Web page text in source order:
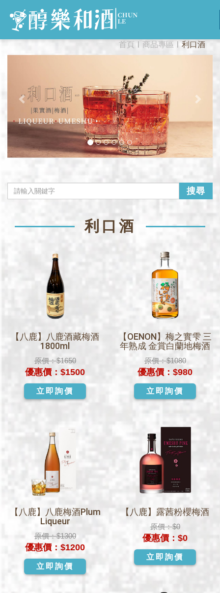
首頁 商品專區 利口酒Next
搜尋
利口酒
【八鹿】八鹿酒藏梅酒
1800ml
原價：$1650
優惠價： $1500
立即詢價
【OENON】梅之實雫 三
年熟成 金賞白蘭地梅酒
原價：$1080
優惠價： $980
立即詢價
【八鹿】八鹿梅酒Plum
Liqueur
原價：$1300
優惠價： $1200
立即詢價
【八鹿】露茜粉櫻梅酒
原價：$0
優惠價： $0
立即詢價